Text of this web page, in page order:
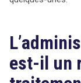
est-il un